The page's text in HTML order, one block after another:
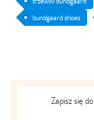
bundgaard shoes
Zapisz się